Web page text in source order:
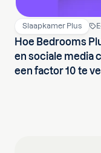
Slaapkamer Plus
Hoe Bedrooms
en sociale media
een factor 10 te